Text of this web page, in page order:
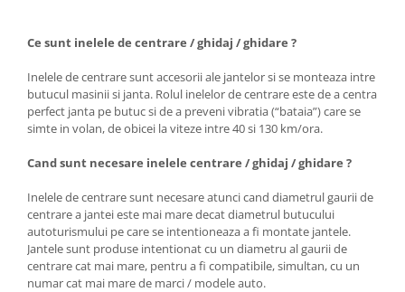
Ce sunt inelele de centrare / ghidaj / ghidare ?
Inelele de centrare sunt accesorii ale jantelor si se monteaza intre
butucul masinii si janta. Rolul inelelor de centrare este de a centra
perfect janta pe butuc si de a preveni vibratia (“bataia”) care se
simte in volan, de obicei la viteze intre 40 si 130 km/ora.
Cand sunt necesare inelele centrare / ghidaj / ghidare ?
Inelele de centrare sunt necesare atunci cand diametrul gaurii de
centrare a jantei este mai mare decat diametrul butucului
autoturismului pe care se intentioneaza a fi montate jantele.
Jantele sunt produse intentionat cu un diametru al gaurii de
centrare cat mai mare, pentru a fi compatibile, simultan, cu un
numar cat mai mare de marci / modele auto.